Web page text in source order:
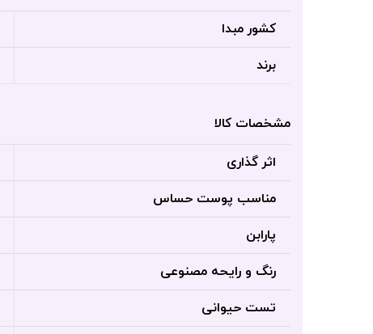
کشور مبدا
برند
مشخصات کالا
اثر گذاری
مناسب پوست حساس
پارابن
رنگ و رایحه مصنوعی
تست حیوانی